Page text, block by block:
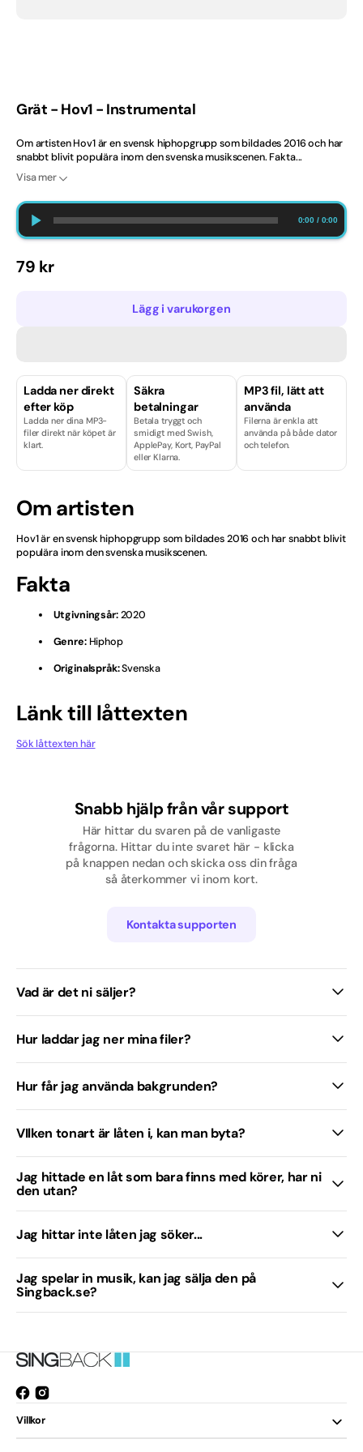
Barndop
Best Selling Norway
Bröllop
Bästsäljare just nu
Finska
Hårdrock
Musikal
Norska
Nyheter
Pop
Skolavslutning
Svenska
Traditionell / Visa
Grät - Hov1 - Instrumental
Om artisten Hov1 är en svensk hiphopgrupp som bildades 2016 och har
snabbt blivit populära inom den svenska musikscenen. Fakta...
Visa mer
0:00 / 0:00
Ordinarie
79 kr
Lägg i varukorgen
Ladda ner direkt
efter köp
Ladda ner dina MP3-
filer direkt när köpet är
klart.
Säkra
betalningar
Betala tryggt och
smidigt med Swish,
ApplePay, Kort, PayPal
eller Klarna.
MP3 fil, lätt att
använda
Filerna är enkla att
använda på både dator
och telefon.
Om artisten
Hov1 är en svensk hiphopgrupp som bildades 2016 och har snabbt blivit
populära inom den svenska musikscenen.
Fakta
Utgivningsår:2020
Genre:Hiphop
Originalspråk:Svenska
Länk till låttexten
Sök låttexten här
Snabb hjälp från vår support
Här hittar du svaren på de vanligaste
frågorna. Hittar du inte svaret här - klicka
på knappen nedan och skicka oss din fråga
så återkommer vi inom kort.
Kontakta supporten
Vad är det ni säljer?
Hur laddar jag ner mina filer?
Hur får jag använda bakgrunden?
VIlken tonart är låten i, kan man byta?
Jag hittade en låt som bara finns med körer, har ni
den utan?
Jag hittar inte låten jag söker...
Jag spelar in musik, kan jag sälja den på
Singback.se?
Facebook
Instagram
i
ett
Villkor